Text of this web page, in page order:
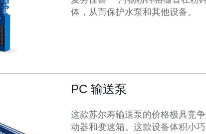
体，从而保护水泵和其他设备。
PC 输送泵
这款苏尔寿输送泵的价格极具竞
动器和变速箱。这款设备体积小